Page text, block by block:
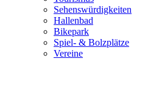
Sehenswürdigkeiten
Hallenbad
Bikepark
Spiel- & Bolzplätze
Vereine